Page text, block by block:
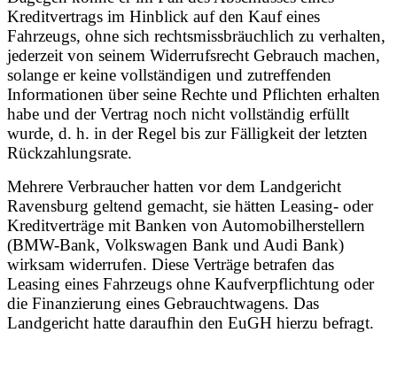
Kreditvertrags im Hinblick auf den Kauf eines
Fahrzeugs, ohne sich rechtsmissbräuchlich zu verhalten,
jederzeit von seinem Widerrufsrecht Gebrauch machen,
solange er keine vollständigen und zutreffenden
Informationen über seine Rechte und Pflichten erhalten
habe und der Vertrag noch nicht vollständig erfüllt
wurde, d. h. in der Regel bis zur Fälligkeit der letzten
Rückzahlungsrate.
Mehrere Verbraucher hatten vor dem Landgericht
Ravensburg geltend gemacht, sie hätten Leasing- oder
Kreditverträge mit Banken von Automobilherstellern
(BMW-Bank, Volkswagen Bank und Audi Bank)
wirksam widerrufen. Diese Verträge betrafen das
Leasing eines Fahrzeugs ohne Kaufverpflichtung oder
die Finanzierung eines Gebrauchtwagens. Das
Landgericht hatte daraufhin den EuGH hierzu befragt.